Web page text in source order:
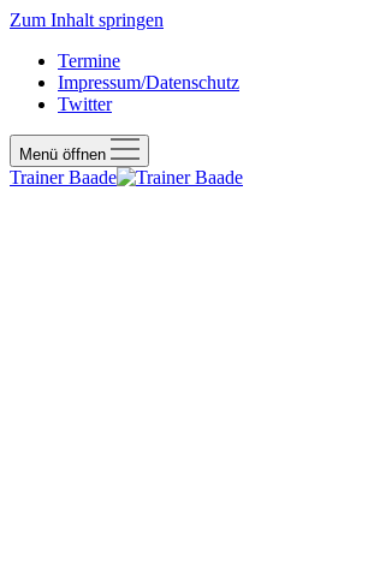
Zum Inhalt springen
Termine
Impressum/Datenschutz
Twitter
Menü öffnen
Trainer Baade